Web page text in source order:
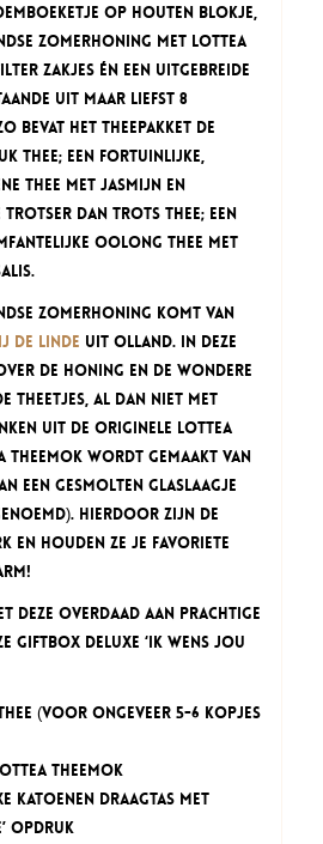
op houten blokje,
Zomerhoning met Lottea
zakjes én een uitgebreide
uit maar liefst 8
bevat het theepakket de
thee; een fortuinlijke,
thee met jasmijn en
Trotser dan Trots thee; een
Oolong thee met
Zomerhoning komt van
De Linde uit Olland. In deze
de honing en de wondere
theetjes, al dan niet met
uit de originele Lottea
Theemok wordt gemaakt van
een gesmolten glaslaagje
Hierdoor zijn de
en houden ze je favoriete
deze overdaad aan prachtige
Giftbox Deluxe ‘Ik wens jou
(voor ongeveer 5-6 kopjes
Theemok
katoenen Draagtas met
opdruk